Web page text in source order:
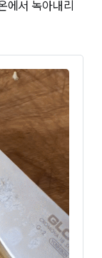
에서 녹아내리